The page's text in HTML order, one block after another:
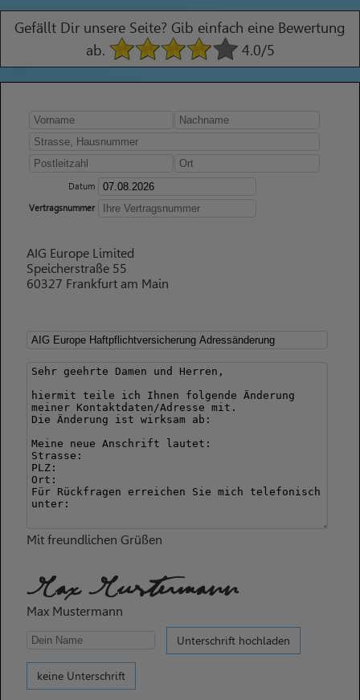
Gefällt Dir unsere Seite? Gib einfach eine Bewertung
ab.
4.0/5
Datum
Vertragsnummer
AIG Europe Limited
Speicherstraße 55
60327 Frankfurt am Main
Mit freundlichen Grüßen
Max Mustermann
Max Mustermann
Unterschrift hochladen
keine Unterschrift